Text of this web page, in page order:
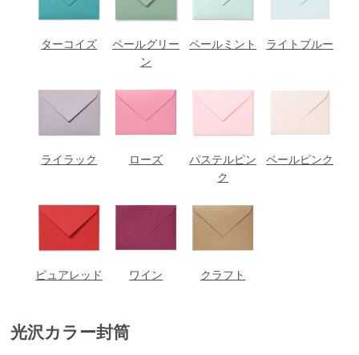
ターコイズ
ペールグリー
ン
ペールミント ライトブルー
ライラック ローズ
パステルピン
ク
ペールピンク
ピュアレッド ワイン クラフト
光沢カラー封筒